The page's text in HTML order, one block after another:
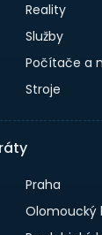
Reality
Služby
Počítače a
Stroje
Praha
Olomoucký